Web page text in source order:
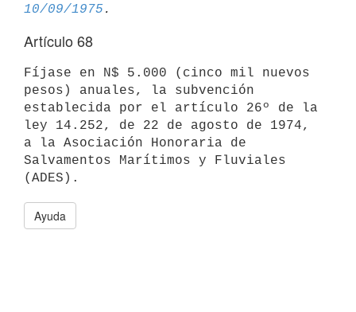
10/09/1975
Artículo 68
Fíjase en N$ 5.000 (cinco mil nuevos
pesos) anuales, la subvención
establecida por el artículo 26º de la
ley 14.252, de 22 de agosto de 1974,
a la Asociación Honoraria de
Salvamentos Marítimos y Fluviales
Ayuda